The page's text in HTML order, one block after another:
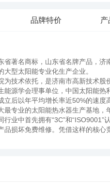
品牌特价 产
著名商标，山东省名牌产品，
型太阳能专业化生产企业。
术依托，是济南市高新技术股
源学会理事单位，中国太阳能
后以年平均增长率近50%的速
专业的太阳能热水器生产基地，
业中首先拥有“3C”和“ISO9001”
损坏免费维修。凭借这样的核心
成投产，销售额突破12亿元。公